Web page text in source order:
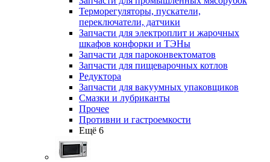
Терморегуляторы, пускатели,
переключатели, датчики
Запчасти для электроплит и жарочных
шкафов конфорки и ТЭНы
Запчасти для пароконвектоматов
Запчасти для пищеварочных котлов
Редуктора
Запчасти для вакуумных упаковщиков
Смазки и лубриканты
Прочее
Противни и гастроемкости
Ещё 6